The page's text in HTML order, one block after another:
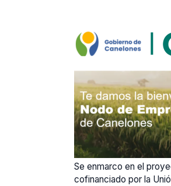
Se enmarco en el
cofinanciado por la